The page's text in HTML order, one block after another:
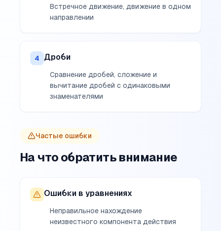
Встречное движение, движение в одном
направлении
4 Дроби
Сравнение дробей, сложение и
вычитание дробей с одинаковыми
знаменателями
Частые ошибки
На что обратить внимание
Ошибки в уравнениях
Неправильное нахождение
неизвестного компонента действия